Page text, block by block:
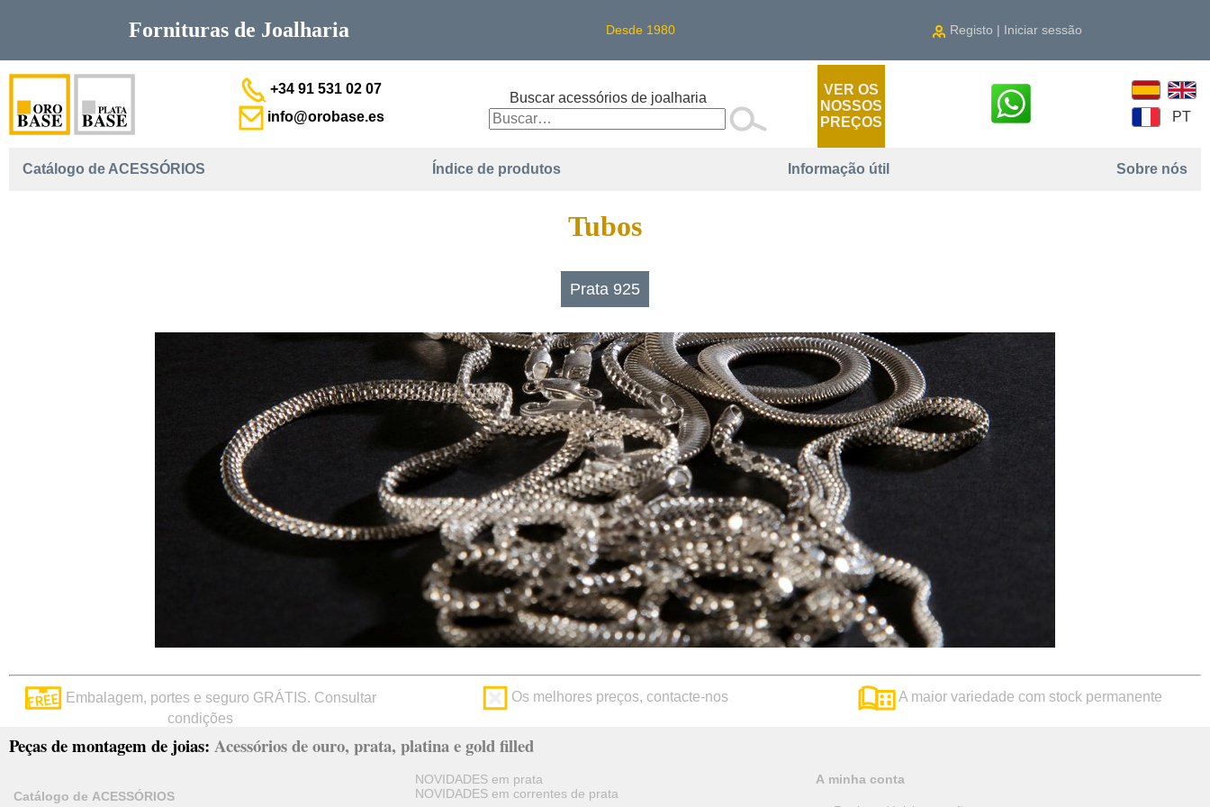
Fornituras de Joalharia Desde 1980 Registo | Iniciar sessão
+34 91 531 02 07
info@orobase.es
Buscar acessórios de joalharia
VER OS
NOSSOS
PREÇOS
PT
Catálogo de ACESSÓRIOS Índice de produtos Informação útil Sobre nós
Tubos
Prata 925
Embalagem, portes e seguro GRÁTIS. Consultar
condições
Os melhores preços, contacte-nos A maior variedade com stock permanente
Peças de montagem de joias: Acessórios de ouro, prata, platina e gold filled
Catálogo de ACESSÓRIOS
NOVIDADES em prata
NOVIDADES em correntes de prata
A minha conta